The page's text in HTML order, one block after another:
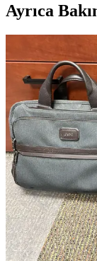
Ayrıca
Tumi Alpha 3
Tumi Alpha 3
algısı ve
dayanıklı, lacivert
değerlendiriliyor.
Tumi'nin Eski
Dayanıklılık
Tumi'nin eski laptop
açıdan yeni
modelleri uzun
ediyor.